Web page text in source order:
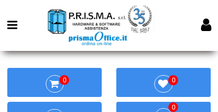
Open menu
0 0
0